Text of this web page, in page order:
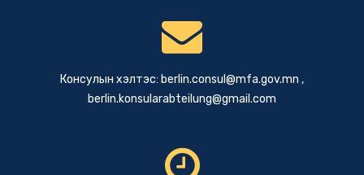
Консулын хэлтэс: berlin.consul@mfa.gov.mn ,
berlin.konsularabteilung@gmail.com